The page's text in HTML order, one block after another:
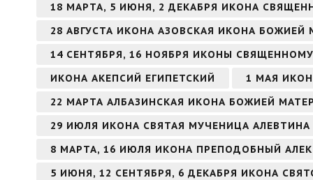
18 МАРТА, 5 ИЮНЯ, 2 ДЕКАБРЯ ИКОНА
28 АВГУСТА ИКОНА АЗОВСКАЯ ИКОНА БОЖИЕЙ
14 СЕНТЯБРЯ, 16 НОЯБРЯ ИКОНЫ
ИКОНА АКЕПСИЙ ЕГИПЕТСКИЙ
1 МАЯ
22 МАРТА АЛБАЗИНСКАЯ ИКОНА БОЖИЕЙ
29 ИЮЛЯ ИКОНА СВЯТАЯ МУЧЕНИЦА
8 МАРТА, 16 ИЮЛЯ ИКОНА ПРЕПОДОБНЫЙ
5 ИЮНЯ, 12 СЕНТЯБРЯ, 6 ДЕКАБРЯ ИКОНА